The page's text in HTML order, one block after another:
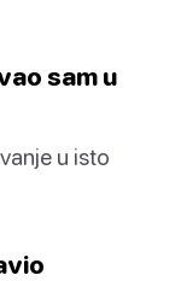
sam u
u isto